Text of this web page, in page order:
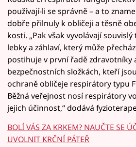
používají-li se správně – a to
dobře přilnuly k obličeji a těsně
kosti. „Pak však vyvolávají
lebky a záhlaví, který může
postihuje v první řadě zdravotníky
bezpečnostních složkách, kteří
ochraně obličeje respirátory typu
Běžná veřejnost nosí respirátory
jejich účinnost,“ dodává
BOLÍ VÁS ZA KRKEM? NAUČTE SE
UVOLNIT KRČNÍ PÁTEŘ